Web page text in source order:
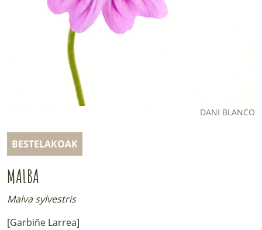
LURRAREN AGENDA
DANI BLANCO
BESTELAKOAK
MALBA
Malva sylvestris
[Garbiñe Larrea]